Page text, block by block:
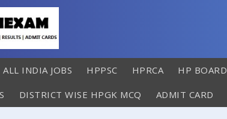
ALL INDIA JOBS HPPSC HPRCA HP BOARD
DISTRICT WISE HPGK MCQ ADMIT CARD